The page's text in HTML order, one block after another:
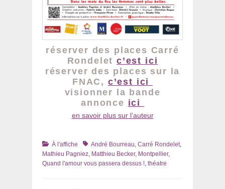
réserver des places Carré
Rondelet c’est ici
réserver des places sur la
FNAC, c’est ici
visionner la bande
annonce ici
en savoir plus sur l’auteur
Catégories
À l'affiche TagsAndré Bourreau, Carré Rondelet,
Mathieu Pagniez, Matthieu Becker, Montpellier,
Quand l'amour vous passera dessus !, théatre